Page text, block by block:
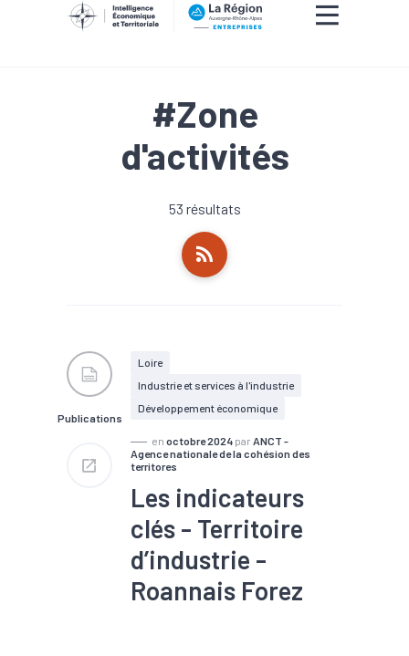
#Zone
d'activités
53 résultats
Publications
Loire
Industrie et services à l'industrie
Développement économique
en octobre 2024 par ANCT -
Agence nationale de la cohésion des
territores
Les indicateurs
clés - Territoire
d’industrie -
Roannais Forez